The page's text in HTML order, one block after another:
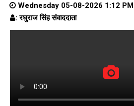
Wednesday 05-08-2026 1:12 PM
: रघुराज सिंह संवाददाता